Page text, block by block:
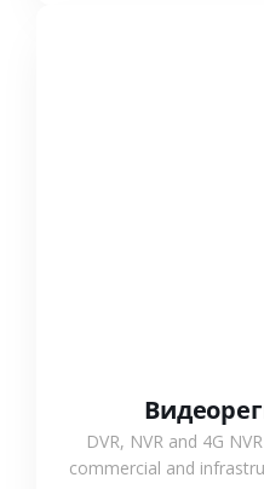
DVR, NVR and 4G
commercial and